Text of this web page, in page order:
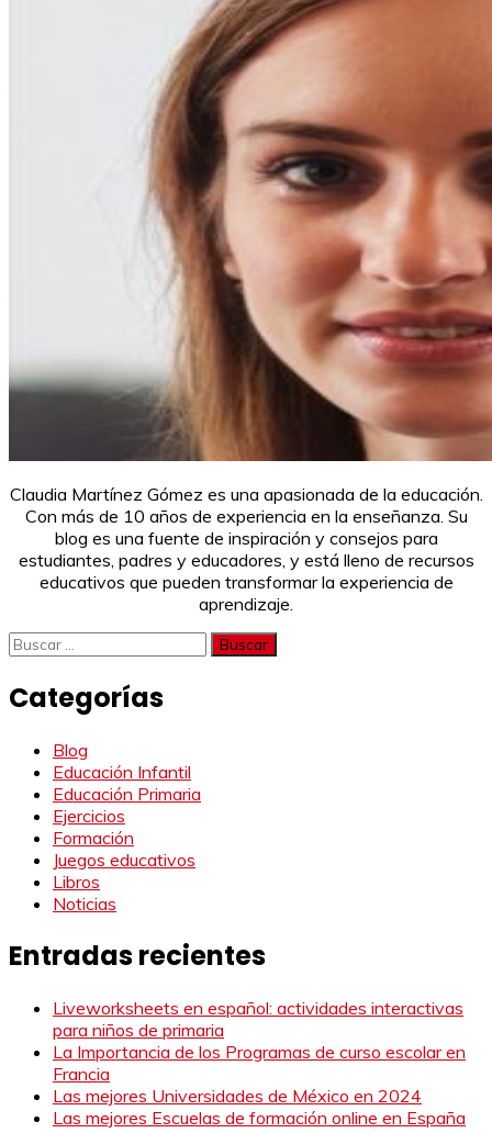
Claudia Martínez Gómez es una apasionada de la educación.
Con más de 10 años de experiencia en la enseñanza. Su
blog es una fuente de inspiración y consejos para
estudiantes, padres y educadores, y está lleno de recursos
educativos que pueden transformar la experiencia de
aprendizaje.
Buscar:
Categorías
Blog
Educación Infantil
Educación Primaria
Ejercicios
Formación
Juegos educativos
Libros
Noticias
Entradas recientes
Liveworksheets en español: actividades interactivas
para niños de primaria
La Importancia de los Programas de curso escolar en
Francia
Las mejores Universidades de México en 2024
Las mejores Escuelas de formación online en España